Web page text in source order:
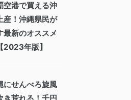
空港で買える沖
産！沖縄県民が
最新のオススメ
2023年版】
にせんべろ旋風